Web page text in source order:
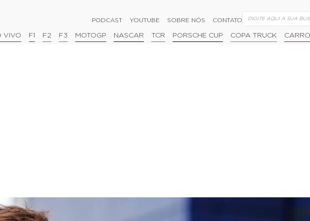
PODCAST YOUTUBE SOBRE NÓS CONTATO
VIVO F1 F2 F3 MOTOGP NASCAR TCR PORSCHE CUP COPA TRUCK